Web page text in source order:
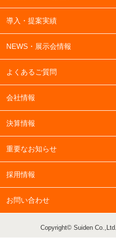
導入・提案実績
NEWS・展示会情報
よくあるご質問
会社情報
決算情報
重要なお知らせ
採用情報
お問い合わせ
Copyright© Suiden